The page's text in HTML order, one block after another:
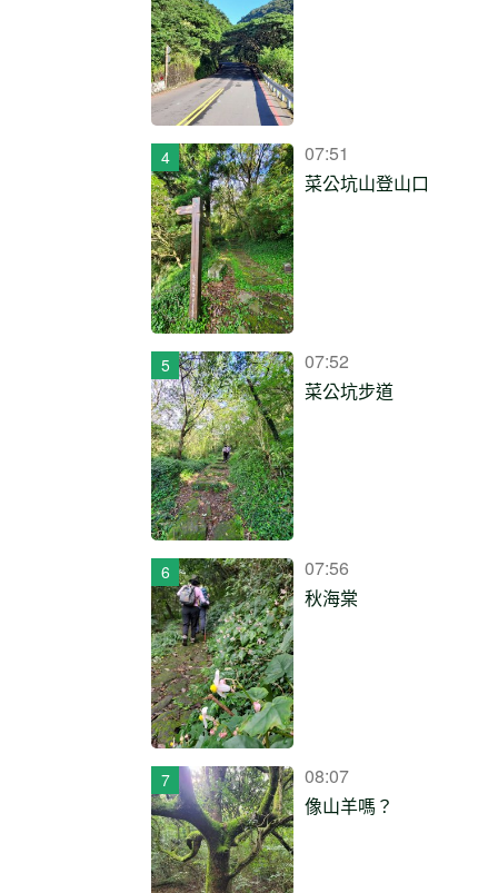
07:51
菜公坑山登山口
07:52
菜公坑步道
07:56
秋海棠
08:07
像山羊嗎？